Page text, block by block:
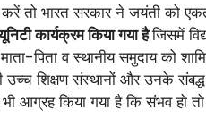
तो भारत सरकार ने जयंती को
कार्यक्रम किया गया हैजिसमें
पिता व स्थानीय समुदाय को
उच्च शिक्षण संस्थानों और उनके
आग्रह किया गया है कि संभव हो तो